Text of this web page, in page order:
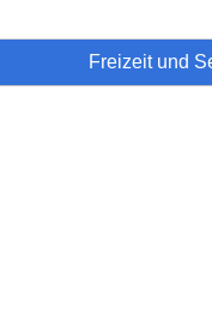
Freizeit und